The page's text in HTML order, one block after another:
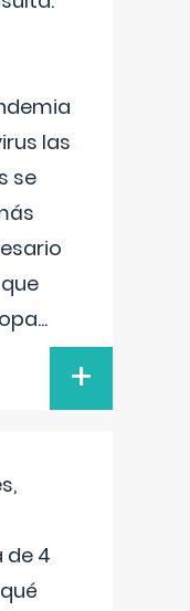
las
se
...
+
de 4